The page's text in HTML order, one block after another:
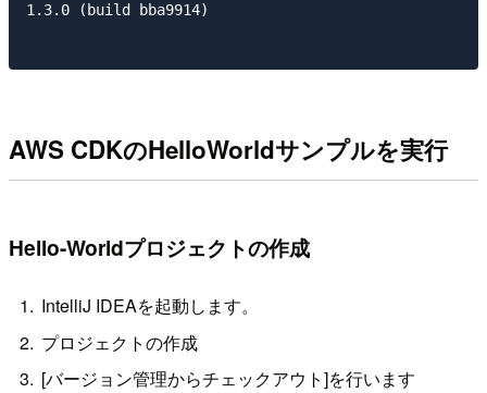
1.3.0 (build bba9914)
AWS CDKのHelloWorldサンプルを実行
Hello-Worldプロジェクトの作成
IntelliJ IDEAを起動します。
プロジェクトの作成
[バージョン管理からチェックアウト]を行います